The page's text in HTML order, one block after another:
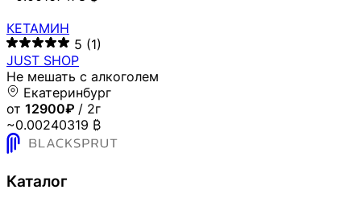
КЕТАМИН
5 (1)
JUST SHOP
Не мешать с алкоголем
Екатеринбург
от 12900₽ / 2г
~0.00240319 ₿
Каталог